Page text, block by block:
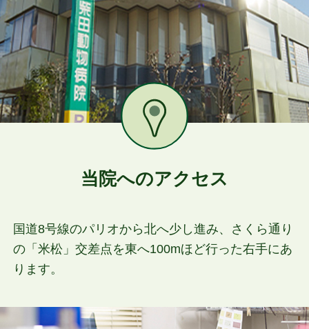
当院へのアクセス
国道8号線のパリオから北へ少し進み、
さくら通り
の「米松」交差点を東へ100mほど行った右手にあ
ります。